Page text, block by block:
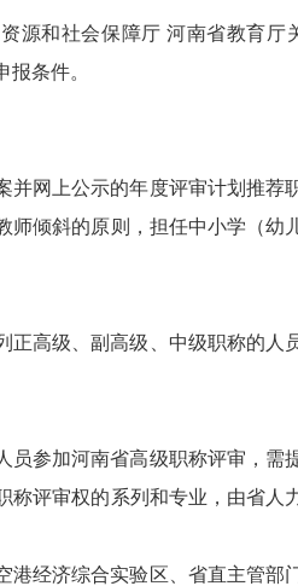
源和社会保障厅 河南省教育厅
报条件。
并网上公示的年度评审计划推
师倾斜的原则，担任中小学（幼
正高级、副高级、中级职称的
员参加河南省高级职称评审，
称评审权的系列和专业，由省
港经济综合实验区、省直主管